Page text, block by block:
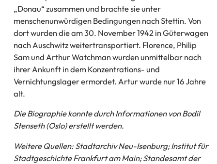
„Donau“ zusammen und brachte sie unter
menschenunwürdigen Bedingungen nach Stettin. Von
dort wurden die am 30. November 1942 in Güterwagen
nach Auschwitz weitertransportiert. Florence, Philip
Sam und Arthur Watchman wurden unmittelbar nach
ihrer Ankunft in dem Konzentrations- und
Vernichtungslager ermordet. Artur wurde nur 16 Jahre
alt.
Die Biographie konnte durch Informationen von Bodil
Stenseth (Oslo) erstellt werden.
Weitere Quellen: Stadtarchiv Neu-Isenburg; Institut für
Stadtgeschichte Frankfurt am Main; Standesamt der